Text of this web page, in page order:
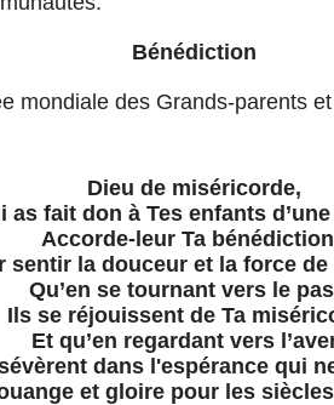
Bénédiction
mondiale des Grands-parents
Dieu de miséricorde,
as fait don à Tes enfants
Accorde-leur Ta
sentir la douceur et la force de
Qu’en se tournant vers le
Ils se réjouissent de Ta
Et qu’en regardant vers
dans l'espérance qui
et gloire pour les